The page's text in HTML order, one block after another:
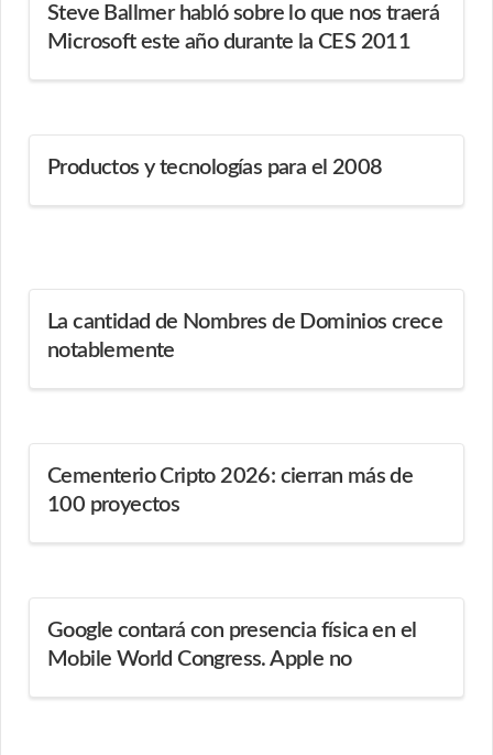
Steve Ballmer habló sobre lo que nos traerá
Microsoft este año durante la CES 2011
Productos y tecnologías para el 2008
La cantidad de Nombres de Dominios crece
notablemente
Cementerio Cripto 2026: cierran más de
100 proyectos
Google contará con presencia física en el
Mobile World Congress. Apple no